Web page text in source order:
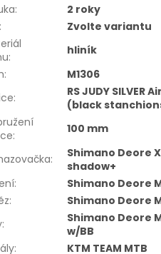
:
2 roky
:
Zvolte variantu
:
hliník
:
M1306
:
RS JUDY SILVER
(black
: 100 mm
:
Shimano Deore
shadow+
:
Shimano Deore
:
Shimano Deore
:
Shimano Deore
w/BB
:
KTM TEAM MTB